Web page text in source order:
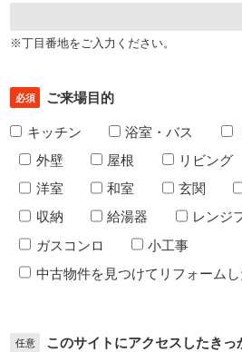
※丁目番地をご入力ください。
必須 ご来場目的
キッチン 浴室・バス
外壁
屋根 リビング
洋室
和室 玄関
収納
給湯器
レンジ
ガスコンロ
小工事
中古物件を見つけてリフォーム
任意 このサイトにアクセスしたきっ